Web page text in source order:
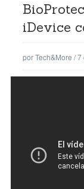
iDevice
porTech&More /7